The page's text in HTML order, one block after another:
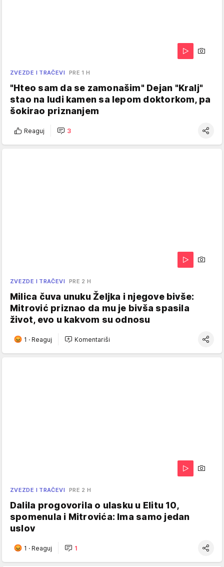
ZVEZDE I TRAČEVI PRE 1 H
"Hteo sam da se zamonašim" Dejan "Kralj"
stao na ludi kamen sa lepom doktorkom, pa
šokirao priznanjem
Reaguj 3
ZVEZDE I TRAČEVI PRE 2 H
Milica čuva unuku Željka i njegove bivše:
Mitrović priznao da mu je bivša spasila
život, evo u kakvom su odnosu
1 · Reaguj Komentariši
ZVEZDE I TRAČEVI PRE 2 H
Dalila progovorila o ulasku u Elitu 10,
spomenula i Mitrovića: Ima samo jedan
uslov
1 · Reaguj 1